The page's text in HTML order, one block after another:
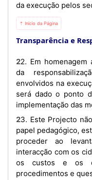
da execução pelos
⇡ Início da Página
Transparência e
22. Em homenagem ao princípio da transparência e
da
envolvidos na
será dado o ponto
implementação das
23. Este Projecto não deixa de exercer, também, um
papel pedagógico,
proceder ao
interacção com os
os custos e os
procedimentos e